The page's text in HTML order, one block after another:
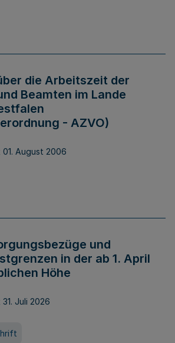
die Arbeitszeit der
Beamten im Lande
- AZVO)
01. August 2006
und
in der ab 1. April
Höhe
31. Juli 2026